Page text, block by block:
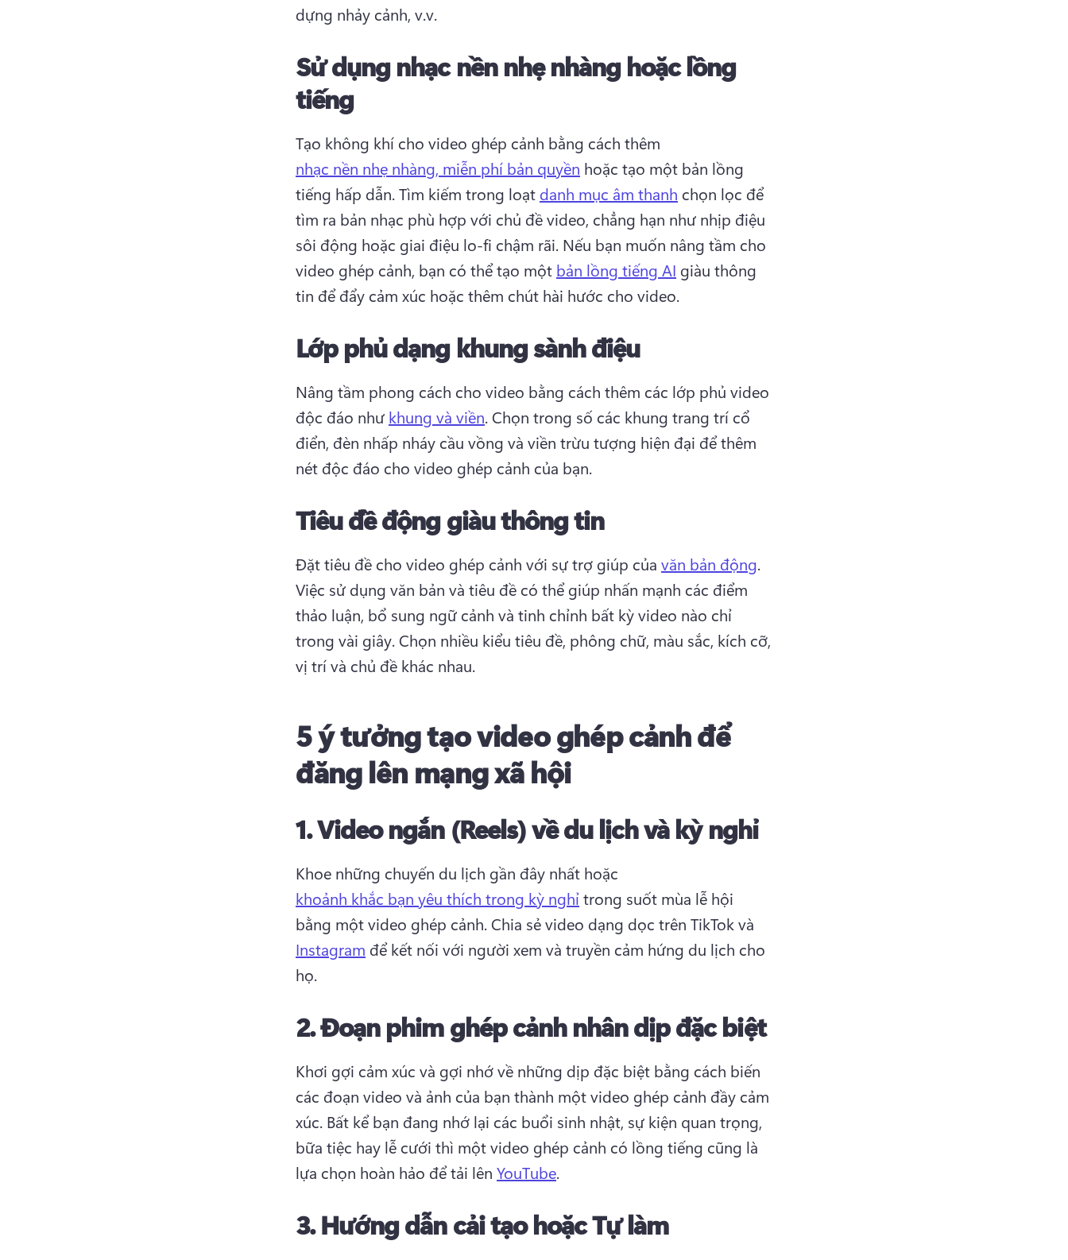
dựng nhảy cảnh, v.v.
Sử dụng nhạc nền nhẹ nhàng hoặc lồng
tiếng
Tạo không khí cho video ghép cảnh bằng cách thêm
nhạc nền nhẹ nhàng, miễn phí bản quyền hoặc tạo một bản lồng
tiếng hấp dẫn. Tìm kiếm trong loạt danh mục âm thanh chọn lọc để
tìm ra bản nhạc phù hợp với chủ đề video, chẳng hạn như nhịp điệu
sôi động hoặc giai điệu lo-fi chậm rãi. Nếu bạn muốn nâng tầm cho
video ghép cảnh, bạn có thể tạo một bản lồng tiếng AI giàu thông
tin để đẩy cảm xúc hoặc thêm chút hài hước cho video.
Lớp phủ dạng khung sành điệu
Nâng tầm phong cách cho video bằng cách thêm các lớp phủ video
độc đáo như khung và viền. Chọn trong số các khung trang trí cổ
điển, đèn nhấp nháy cầu vồng và viền trừu tượng hiện đại để thêm
nét độc đáo cho video ghép cảnh của bạn.
Tiêu đề động giàu thông tin
Đặt tiêu đề cho video ghép cảnh với sự trợ giúp của văn bản động
Việc sử dụng văn bản và tiêu đề có thể giúp nhấn mạnh các điểm
thảo luận, bổ sung ngữ cảnh và tinh chỉnh bất kỳ video nào chỉ
trong vài giây. Chọn nhiều kiểu tiêu đề, phông chữ, màu sắc, kích cỡ,
vị trí và chủ đề khác nhau.
5 ý tưởng tạo video ghép cảnh để
đăng lên mạng xã hội
1.Video ngắn (Reels) về du lịch và kỳ nghỉ
Khoe những chuyến du lịch gần đây nhất hoặc
khoảnh khắc bạn yêu thích trong kỳ nghỉ trong suốt mùa lễ hội
bằng một video ghép cảnh. Chia sẻ video dạng dọc trên TikTok và
Instagram để kết nối với người xem và truyền cảm hứng du lịch cho
họ.
2.Đoạn phim ghép cảnh nhân dịp đặc biệt
Khơi gợi cảm xúc và gợi nhớ về những dịp đặc biệt bằng cách biến
các đoạn video và ảnh của bạn thành một video ghép cảnh đầy cảm
xúc. Bất kể bạn đang nhớ lại các buổi sinh nhật, sự kiện quan trọng,
bữa tiệc hay lễ cưới thì một video ghép cảnh có lồng tiếng cũng là
lựa chọn hoàn hảo để tải lên YouTube.
3.Hướng dẫn cải tạo hoặc Tự làm